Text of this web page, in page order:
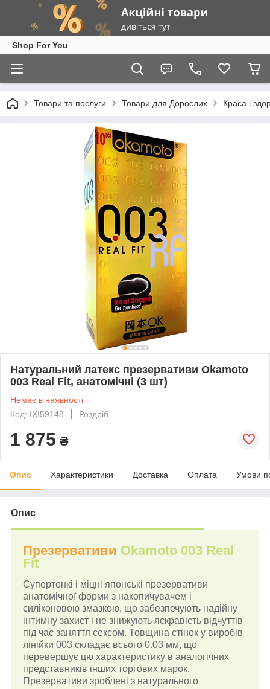
Shop For You
Товари та послуги Товари для Дорослих Краса і
Натуральний латекс презервативи Okamoto
003 Real Fit, анатомічні (3 шт)
Немає в наявності
Код: IXI59148
Роздріб
1 875 ₴
Опис Характеристики Доставка Оплата Умови
Опис
Презервативи Okamoto 003 Real
Fit
Супертонкі і міцні японські презервативи
анатомічної форми з накопичувачем і
силіконовою змазкою, що забезпечують надійну
інтимну захист і не знижують яскравість відчуттів
під час заняття сексом. Товщина стінок у виробів
лінійки 003 складає всього 0.03 мм, що
перевершує цю характеристику в аналогічних
представників інших торгових марок.
Презервативи зроблені з натурального